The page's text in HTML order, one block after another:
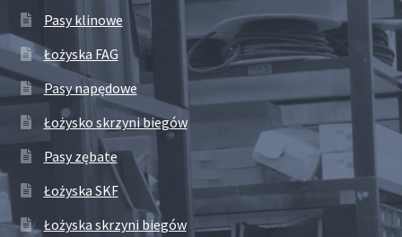
Pasy klinowe
Łożyska FAG
Pasy napędowe
Łożysko skrzyni biegów
Pasy zębate
Łożyska SKF
Łożyska skrzyni biegów